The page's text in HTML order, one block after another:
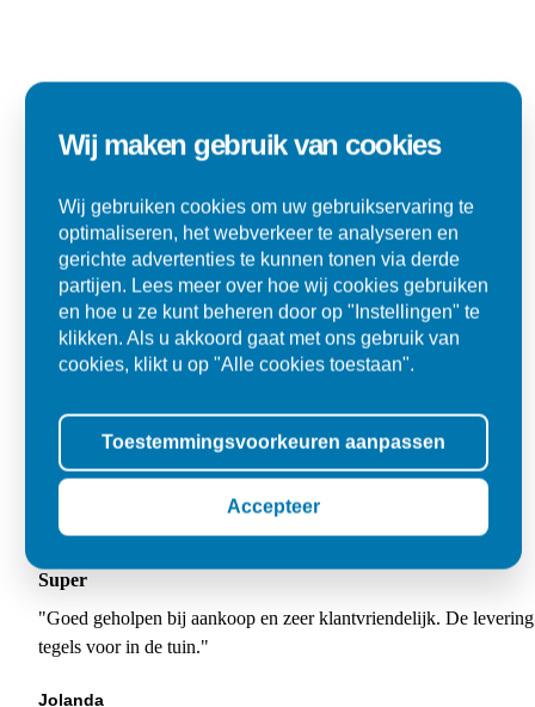
Super
"Goed geholpen bij aankoop en zeer klantvriendelijk. De
tegels voor in de tuin."
Jolanda
Wij maken gebruik van cookies
Wij gebruiken cookies om uw gebruikservaring te
optimaliseren, het webverkeer te analyseren en
gerichte advertenties te kunnen tonen via derde
partijen. Lees meer over hoe wij cookies gebruiken
en hoe u ze kunt beheren door op "Instellingen" te
klikken. Als u akkoord gaat met ons gebruik van
cookies, klikt u op "Alle cookies toestaan".
Toestemmingsvoorkeuren aanpassen
Accepteer